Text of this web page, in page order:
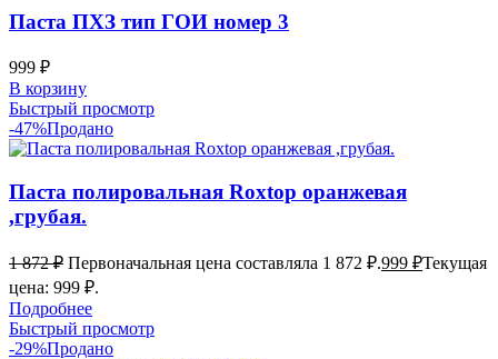
Паста ПХЗ тип ГОИ номер 3
999 ₽
В корзину
Быстрый просмотр
-47%Продано
Паста полировальная Roxtop оранжевая
,грубая.
1 872₽ Первоначальная цена составляла 1 872 ₽.999 ₽Текущая
цена: 999 ₽.
Подробнее
Быстрый просмотр
-29%Продано